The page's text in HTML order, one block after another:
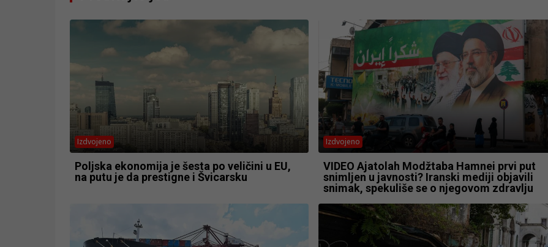
Izdvojeno
Poljska ekonomija je šesta po veličini u EU,
na putu je da prestigne i Švicarsku
Izdvojeno
VIDEO Ajatolah Modžtaba Hamnei prvi put
snimljen u javnosti? Iranski mediji objavili
snimak, spekuliše se o njegovom zdravlju